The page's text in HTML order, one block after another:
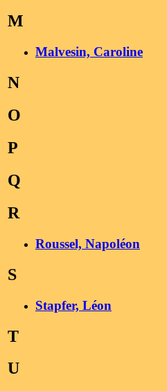
M
Malvesin, Caroline
N
O
P
Q
R
Roussel, Napoléon
S
Stapfer, Léon
T
U